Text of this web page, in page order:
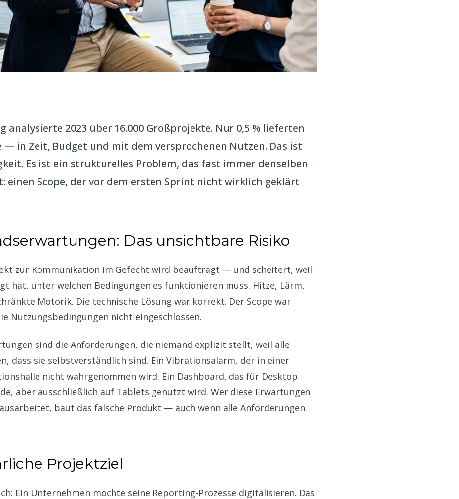
analysierte 2023 über 16.000 Großprojekte. Nur 0,5 % lieferten
— in Zeit, Budget und mit dem versprochenen Nutzen. Das ist
Es ist ein strukturelles Problem, das fast immer denselben
einen Scope, der vor dem ersten Sprint nicht wirklich geklärt
Das unsichtbare Risiko
zur Kommunikation im Gefecht wird beauftragt — und scheitert, weil
hat, unter welchen Bedingungen es funktionieren muss. Hitze, Lärm,
Motorik. Die technische Lösung war korrekt. Der Scope war
Nutzungsbedingungen nicht eingeschlossen.
sind die Anforderungen, die niemand explizit stellt, weil alle
dass sie selbstverständlich sind. Ein Vibrationsalarm, der in einer
nicht wahrgenommen wird. Ein Dashboard, das für Desktop
aber ausschließlich auf Tablets genutzt wird. Wer diese Erwartungen
baut das falsche Produkt — auch wenn alle Anforderungen
Projektziel
Ein Unternehmen möchte seine Reporting-Prozesse digitalisieren. Das